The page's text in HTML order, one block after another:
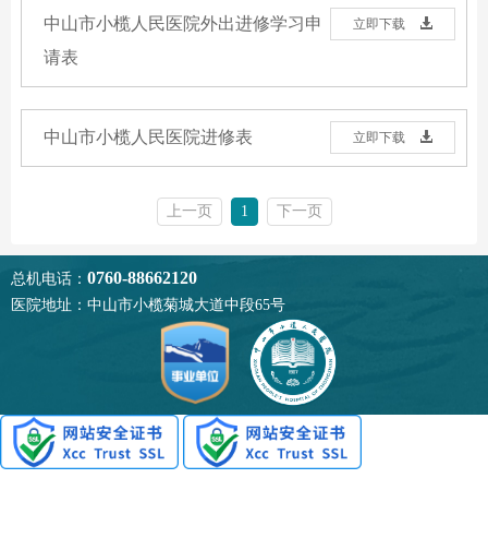
立即下载
中山市小榄人民医院外出进修学习申
请表
立即下载
中山市小榄人民医院进修表
上一页 1 下一页
总机电话： 0760-88662120
医院地址：中山市小榄菊城大道中段65号